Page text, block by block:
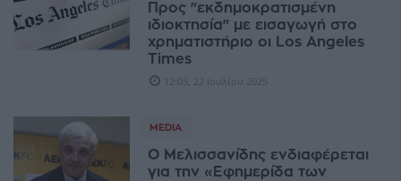
Προς "εκδημοκρατισμένη
ιδιοκτησία" με εισαγωγή στο
χρηματιστήριο οι Los Angeles
Times
12:05, 22 Ιουλίου 2025
MEDIA
Ο Μελισσανίδης ενδιαφέρεται
για την «Εφημερίδα των